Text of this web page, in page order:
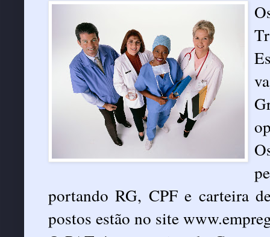
portando RG, CPF e carteira
postos estão no site